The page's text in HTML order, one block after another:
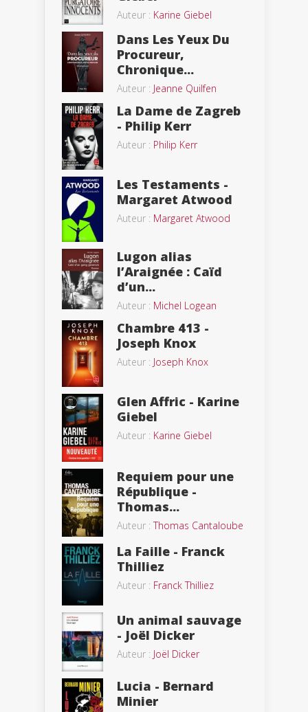
Auteur : Karine Giebel
Dans Les Yeux Du
Procureur,
Chronique...
Auteur : Jeanne Quilfen
La Dame de Zagreb
- Philip Kerr
Auteur : Philip Kerr
Les Testaments -
Margaret Atwood
Auteur : Margaret Atwood
Lugon alias
l’Araignée : Caïd
d’un...
Auteur : Michel Logean
Chambre 413 -
Joseph Knox
Auteur : Joseph Knox
Glen Affric - Karine
Giebel
Auteur : Karine Giebel
Requiem pour une
République -
Thomas...
Auteur :Thomas Cantaloube
La Faille - Franck
Thilliez
Auteur : Franck Thilliez
Un animal sauvage
- Joël Dicker
Auteur : Joël Dicker
Lucia - Bernard
Minier